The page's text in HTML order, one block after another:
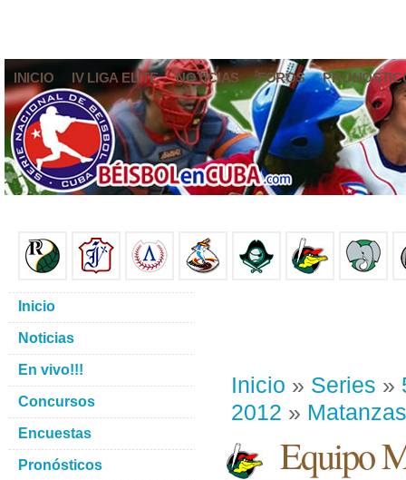
INICIO IV LIGA ELITE NOTICIAS FOROS
Inicio » Series »
2012 » Matanzas
Equipo
Inicio
Noticias
En vivo!!!
Concursos
Encuestas
Pronósticos